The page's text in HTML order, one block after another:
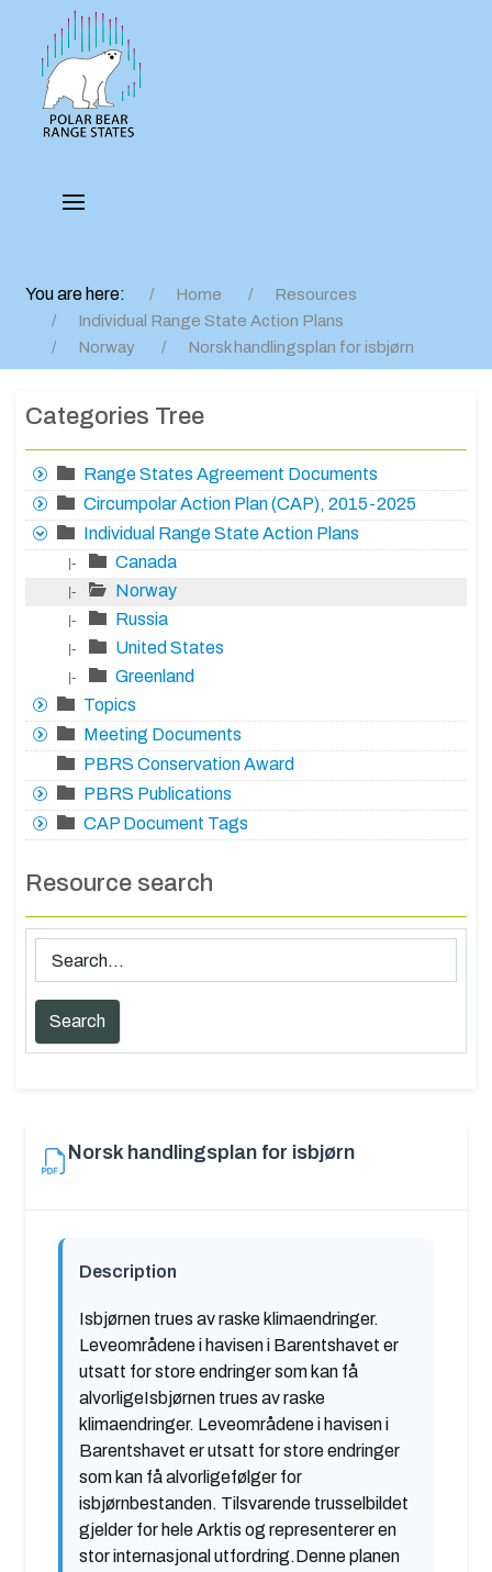
You are here: Home
Resources
Individual Range State Action Plans
Norway
Norsk handlingsplan for isbjørn
Categories Tree
Range States Agreement Documents
Circumpolar Action Plan (CAP), 2015-2025
Individual Range State Action Plans
|- Canada
|- Norway
|- Russia
|- United States
|-
Greenland
Topics
Meeting Documents
PBRS Conservation Award
PBRS Publications
CAP Document Tags
Resource search
Norsk handlingsplan for isbjørn
Description
Isbjørnen trues av raske klimaendringer.
Leveområdene i havisen i Barentshavet er
utsatt for store endringer som kan få
alvorligeIsbjørnen trues av raske
klimaendringer. Leveområdene i havisen i
Barentshavet er utsatt for store endringer
som kan få alvorligefølger for
isbjørnbestanden. Tilsvarende trusselbildet
gjelder for hele Arktis og representerer en
stor internasjonal utfordring.Denne planen